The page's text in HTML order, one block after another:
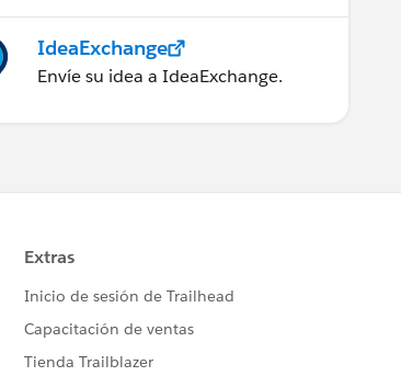
IdeaExchange
Envíe su idea a IdeaExchange.